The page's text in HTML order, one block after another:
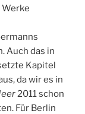
Auch das in
Kapitel
da wir es in
2011 schon
Für Berlin